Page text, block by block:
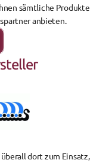
sämtliche Produkte
anbieten.
dort zum Einsatz,